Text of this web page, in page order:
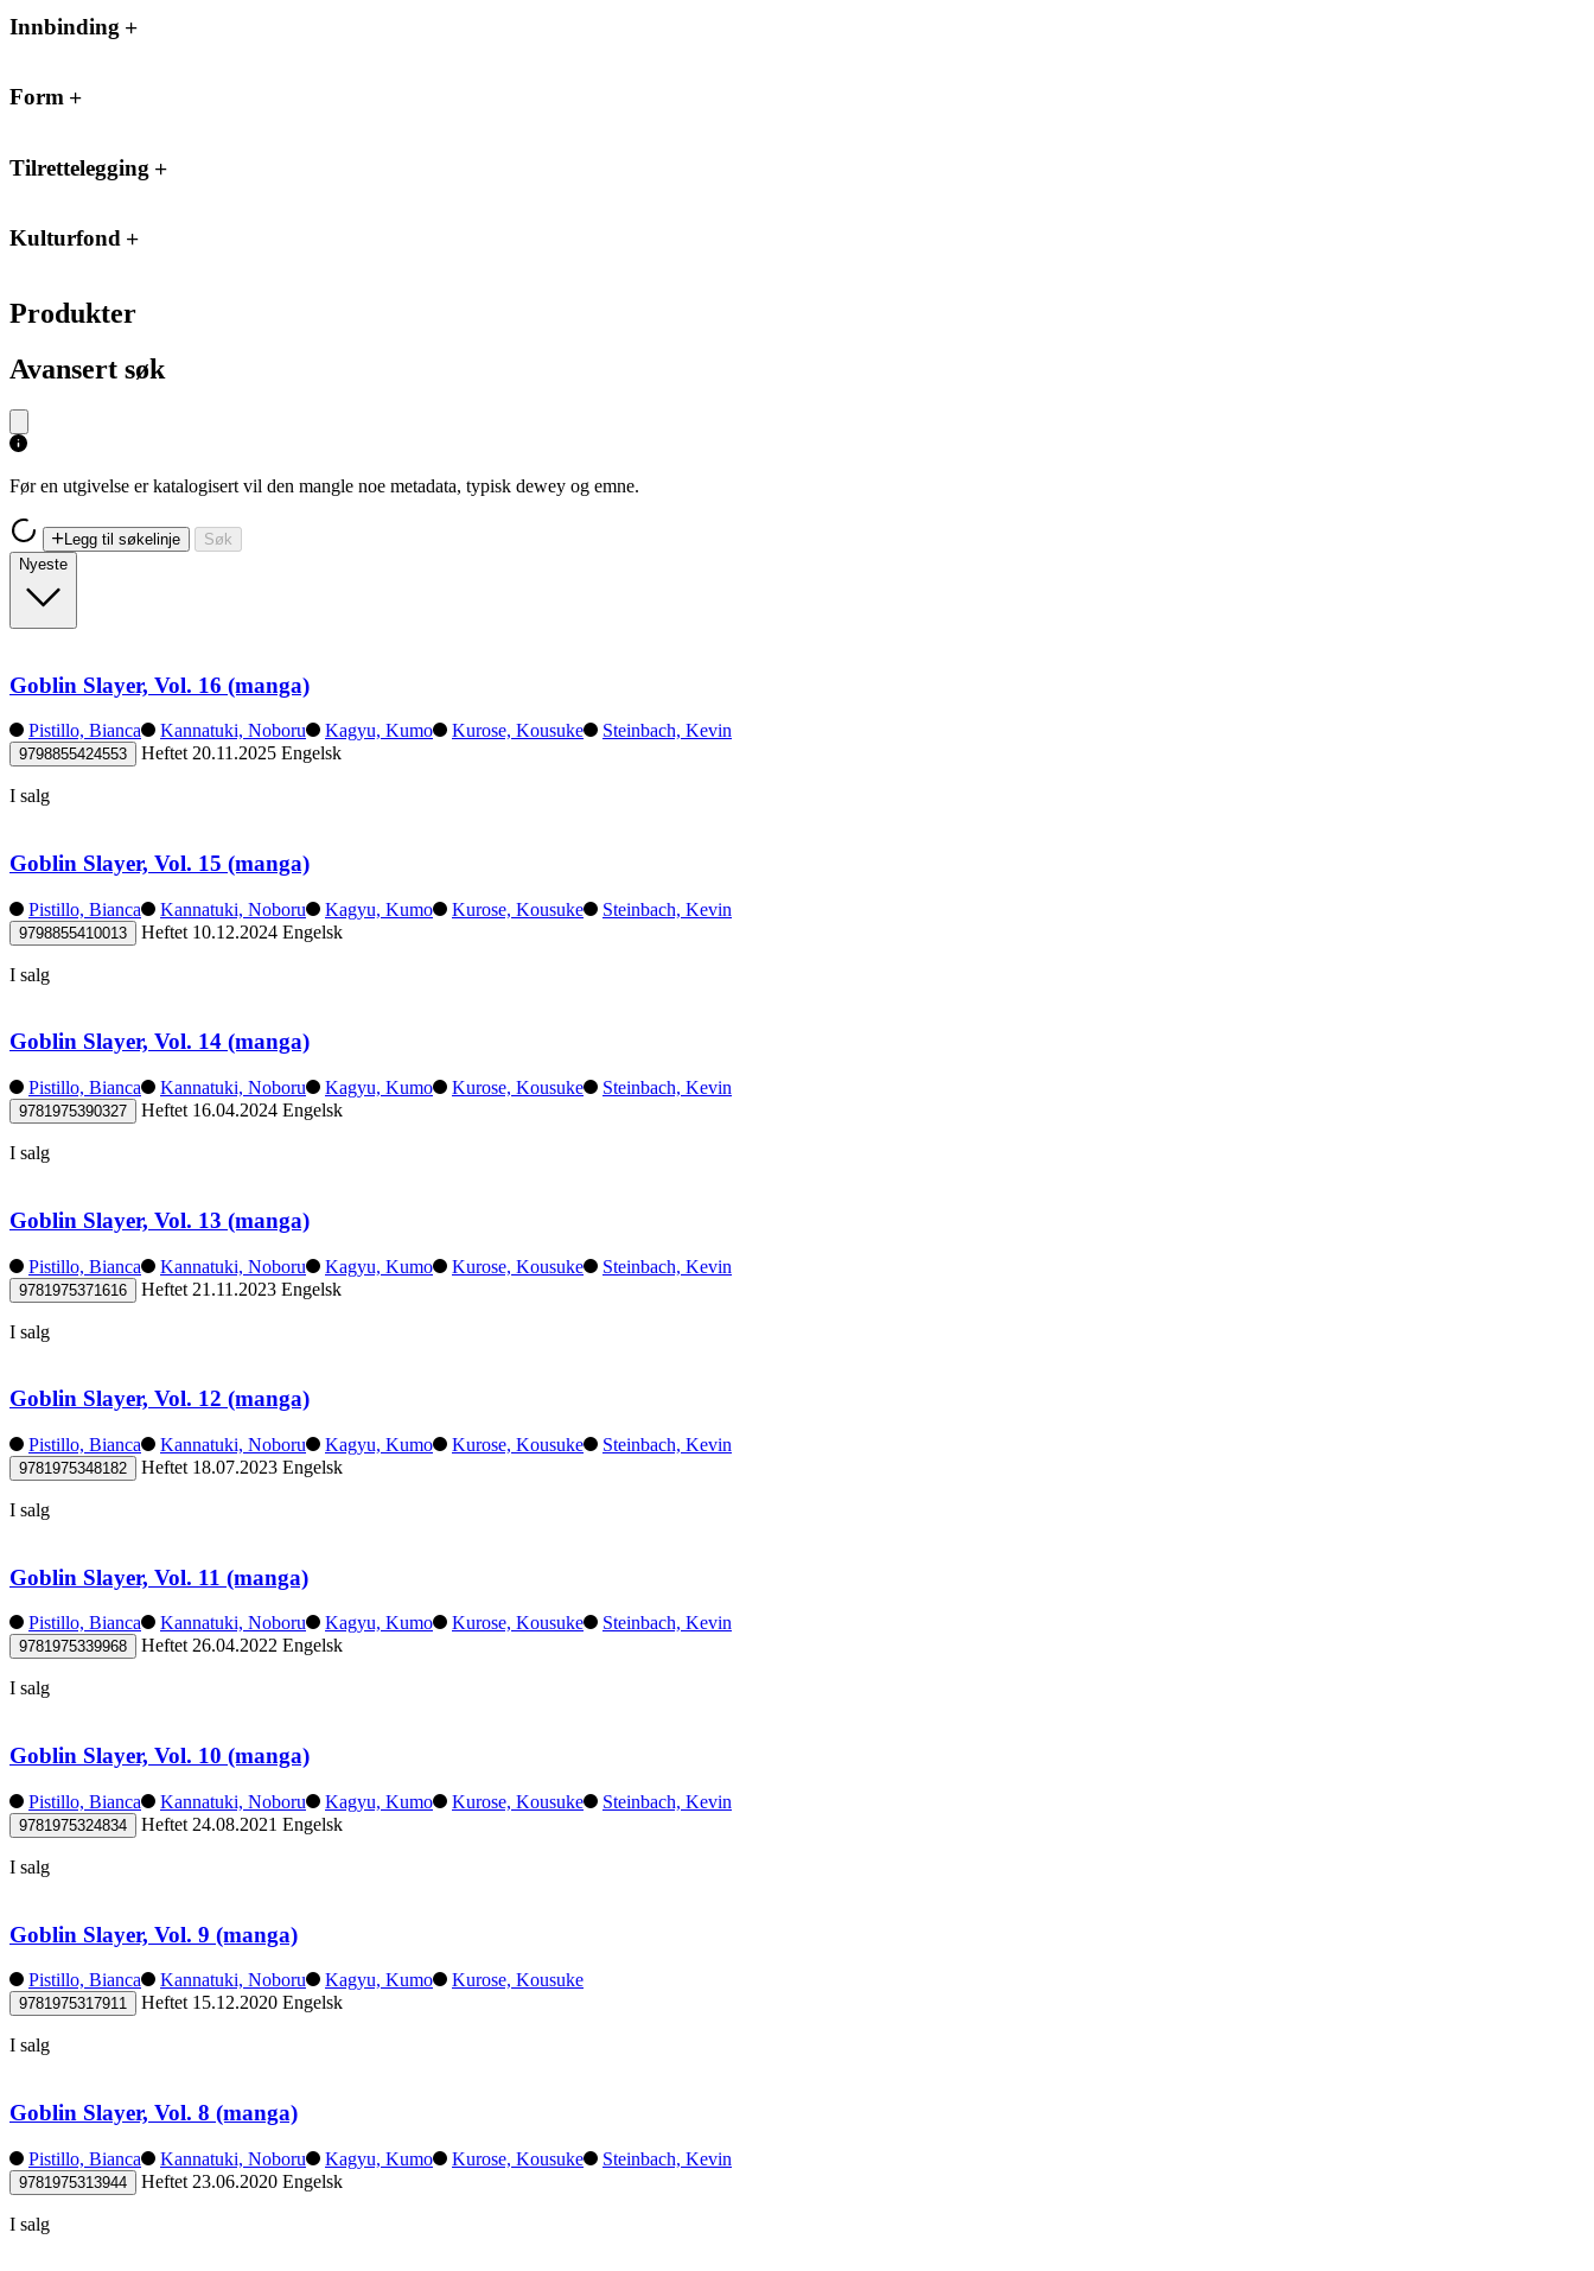
Innbinding
Form
Tilrettelegging
Kulturfond
Produkter
Avansert søk
Før en utgivelse er katalogisert vil den mangle noe metadata, typisk dewey og emne.
Legg til søkelinje
Søk
Nyeste
Goblin Slayer, Vol. 16 (manga)
Pistillo, Bianca Kannatuki, Noboru Kagyu, Kumo Kurose, Kousuke Steinbach, Kevin
9798855424553 Heftet 20.11.2025 Engelsk
I salg
Goblin Slayer, Vol. 15 (manga)
Pistillo, Bianca Kannatuki, Noboru Kagyu, Kumo Kurose, Kousuke Steinbach, Kevin
9798855410013 Heftet 10.12.2024 Engelsk
I salg
Goblin Slayer, Vol. 14 (manga)
Pistillo, Bianca Kannatuki, Noboru Kagyu, Kumo Kurose, Kousuke Steinbach, Kevin
9781975390327 Heftet 16.04.2024 Engelsk
I salg
Goblin Slayer, Vol. 13 (manga)
Pistillo, Bianca Kannatuki, Noboru Kagyu, Kumo Kurose, Kousuke Steinbach, Kevin
9781975371616 Heftet 21.11.2023 Engelsk
I salg
Goblin Slayer, Vol. 12 (manga)
Pistillo, Bianca Kannatuki, Noboru Kagyu, Kumo Kurose, Kousuke Steinbach, Kevin
9781975348182 Heftet 18.07.2023 Engelsk
I salg
Goblin Slayer, Vol. 11 (manga)
Pistillo, Bianca Kannatuki, Noboru Kagyu, Kumo Kurose, Kousuke Steinbach, Kevin
9781975339968 Heftet 26.04.2022 Engelsk
I salg
Goblin Slayer, Vol. 10 (manga)
Pistillo, Bianca Kannatuki, Noboru Kagyu, Kumo Kurose, Kousuke Steinbach, Kevin
9781975324834 Heftet 24.08.2021 Engelsk
I salg
Goblin Slayer, Vol. 9 (manga)
Pistillo, Bianca Kannatuki, Noboru Kagyu, Kumo Kurose, Kousuke
9781975317911 Heftet 15.12.2020 Engelsk
I salg
Goblin Slayer, Vol. 8 (manga)
Pistillo, Bianca Kannatuki, Noboru Kagyu, Kumo Kurose, Kousuke Steinbach, Kevin
9781975313944 Heftet 23.06.2020 Engelsk
I salg